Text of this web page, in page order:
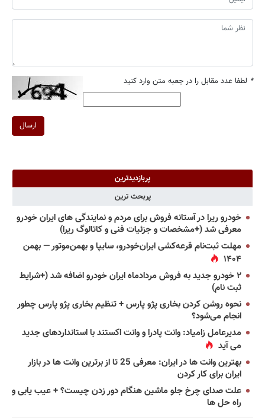
* لطفا عدد مقابل را در جعبه متن وارد کنید
ارسال
پربازدیدترین
پربحث ترین
خودرو ریرا در آستانه فروش برای مردم و نمایندگی های ایران خودرو
معرفی شد (+مشخصات و جزئیات فنی و کاتالوگ ریرا)
مهلت ثبت‌نام قرعه‌کشی ایران‌خودرو، سایپا و بهمن‌موتور — بهمن
۱۴۰۴
۲ خودرو جدید به فروش مردادماه ایران خودرو اضافه شد (+شرایط
ثبت نام)
نحوه روشن کردن بخاری پژو پارس + تنظیم بخاری پژو پارس چطور
انجام می‌شود؟
مدیرعامل زامیاد: وانت پادرا و وانت اکستند با استانداردهای جدید
می آید
بهترین وانت ها در ایران: معرفی 25 تا از برترین وانت ها در بازار
ایران برای کار کردن
علت صدای چرخ جلو ماشین هنگام دور زدن چیست؟ + عیب یابی و
راه حل ها